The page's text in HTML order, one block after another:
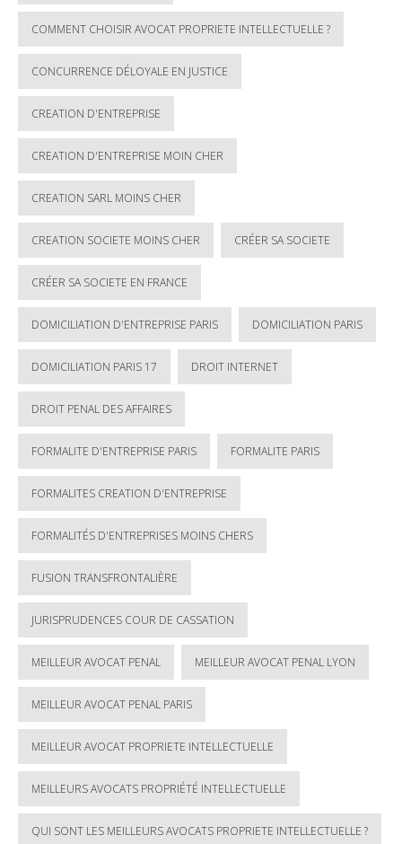
COMMENT CHOISIR AVOCAT PROPRIETE INTELLECTUELLE ?
CONCURRENCE DÉLOYALE EN JUSTICE
CREATION D'ENTREPRISE
CREATION D'ENTREPRISE MOIN CHER
CREATION SARL MOINS CHER
CREATION SOCIETE MOINS CHER CRÉER SA SOCIETE
CRÉER SA SOCIETE EN FRANCE
DOMICILIATION D'ENTREPRISE PARIS DOMICILIATION PARIS
DOMICILIATION PARIS 17 DROIT INTERNET
DROIT PENAL DES AFFAIRES
FORMALITE D'ENTREPRISE PARIS FORMALITE PARIS
FORMALITES CREATION D'ENTREPRISE
FORMALITÉS D'ENTREPRISES MOINS CHERS
FUSION TRANSFRONTALIÈRE
JURISPRUDENCES COUR DE CASSATION
MEILLEUR AVOCAT PENAL MEILLEUR AVOCAT PENAL LYON
MEILLEUR AVOCAT PENAL PARIS
MEILLEUR AVOCAT PROPRIETE INTELLECTUELLE
MEILLEURS AVOCATS PROPRIÉTÉ INTELLECTUELLE
QUI SONT LES MEILLEURS AVOCATS PROPRIETE INTELLECTUELLE ?